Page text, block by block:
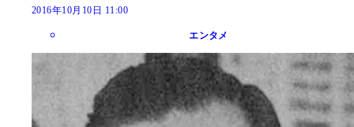
2016年10月10日 11:00
エンタメ